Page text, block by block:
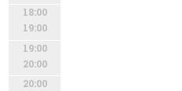
18:00
19:00
19:00
20:00
20:00